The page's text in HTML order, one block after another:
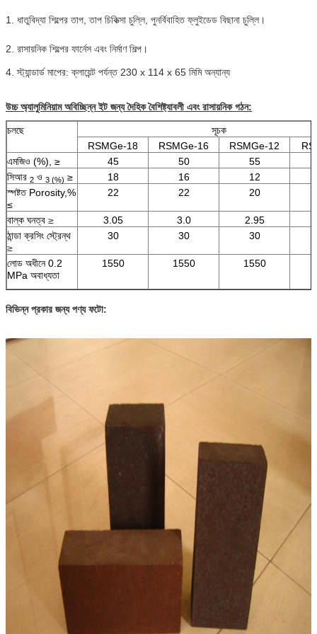
1. ধাতুবিদ্যা শিল্পের তাপ, তাপ চিকিত্সা চুল্লি, পুনর্বিবাহিত ফ্লুইডেড বিছানা চুল্লি।
2. রাসায়নিক শিল্পের ফার্নেস এবং নির্মাণ শিল্প।
4. স্ট্যান্ডার্ড মাপের: ক্লায়েন্ট পর্যন্ত 230 x 114 x 65 মিমি অন্যান্য
উচ্চ অ্যালুমিনিয়াম অবিচ্ছিন্ন ইট জন্য দৈহিক বৈশিষ্ট্যাবলী এবং রাসায়নিক গঠন:
চলছে
সূচক
RSMGe-18
RSMGe-16 RSMGe-12
এমজিও (%), ≥
45 50
55
সিআর 2 ও 3 (%) ≥ 18 16
12
স্পষ্টত Porosity,%
≤
22 22 20
বাল্ক ঘনত্ব ≥ 3.05 3.0 2.95
ঠান্ডা ক্রসিং স্ট্রেন্থ
≥
30 30 30
লোড অধীনে 0.2
MPa অবাধ্যতা
1550 1550
1550
বিভিন্ন প্রকার জন্য পণ্য ফটো: